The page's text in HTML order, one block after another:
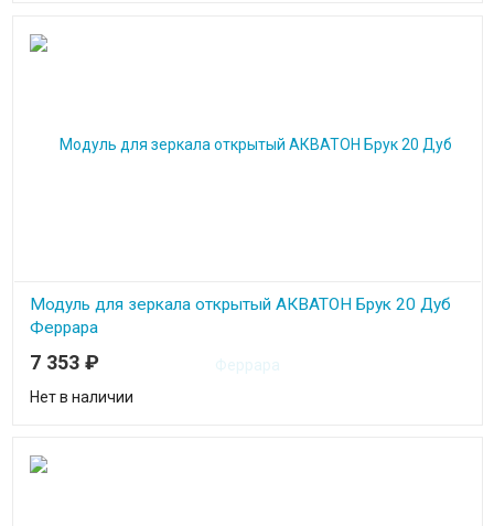
Модуль для зеркала открытый АКВАТОН Брук 20 Дуб
Феррара
7 353 ₽
Нет в наличии